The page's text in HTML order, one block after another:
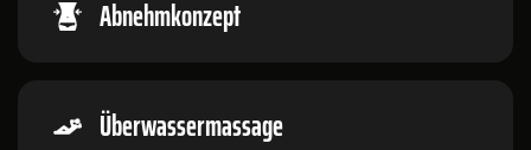
Abnehmkonzept
Überwassermassage